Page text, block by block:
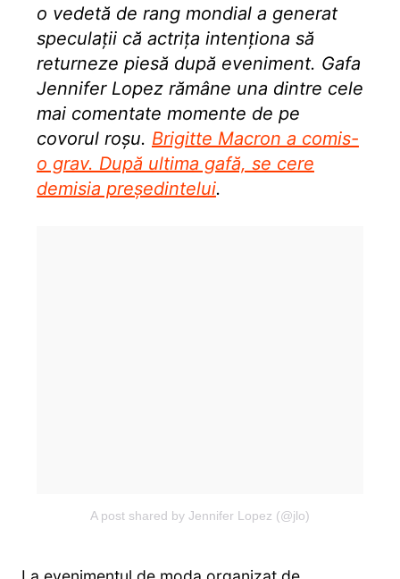
o vedetă de rang mondial a generat
speculații că actrița intenționa să
returneze piesă după eveniment. Gafa
Jennifer Lopez rămâne una dintre cele
mai comentate momente de pe
covorul roșu. Brigitte Macron a comis-
o grav. După ultima gafă, se cere
demisia președintelui.
A post shared by Jennifer Lopez (@jlo)